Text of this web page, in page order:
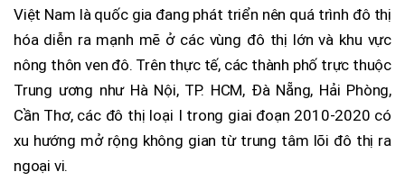
Việt Nam là quốc gia đang phát triển nên quá trình đô thị
hóa diễn ra mạnh mẽ ở các vùng đô thị lớn và khu vực
nông thôn ven đô. Trên thực tế, các thành phố trực thuộc
Trung ương như Hà Nội, TP. HCM, Đà Nẵng, Hải Phòng,
Cần Thơ, các đô thị loại I trong giai đoạn 2010-2020 có
xu hướng mở rộng không gian từ trung tâm lõi đô thị ra
ngoại vi.